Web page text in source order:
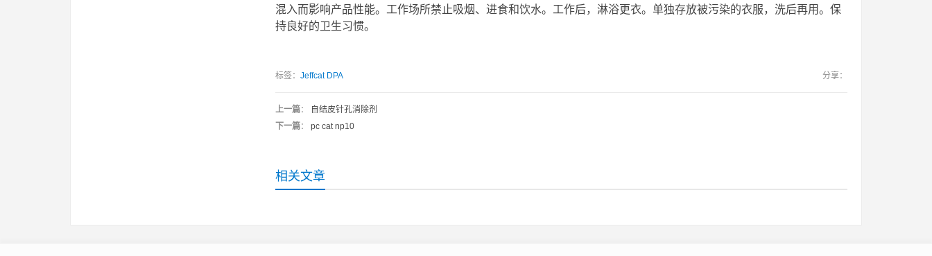
混入而影响产品性能。工作场所禁止吸烟、进食和饮水。工作后，淋浴更衣。单独存放被污染的衣服，洗后再用。保
持良好的卫生习惯。
标签： Jeffcat DPA 分享：
上一篇：
自结皮针孔消除剂
下一篇： pc cat np10
相关文章